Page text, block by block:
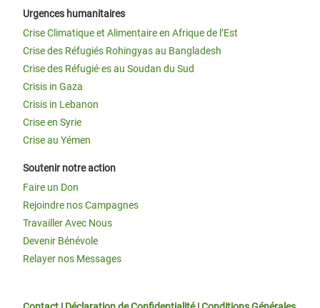
Urgences humanitaires
Crise Climatique et Alimentaire en Afrique de l’Est
Crise des Réfugiés Rohingyas au Bangladesh
Crise des Réfugié·es au Soudan du Sud
Crisis in Gaza
Crisis in Lebanon
Crise en Syrie
Crise au Yémen
Soutenir notre action
Faire un Don
Rejoindre nos Campagnes
Travailler Avec Nous
Devenir Bénévole
Relayer nos Messages